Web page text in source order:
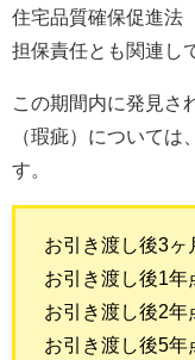
住宅品質確保促進法
担保責任とも関連し
この期間内に発見さ
（瑕疵）については
す。
お引き渡し後3ヶ
お引き渡し後1年
お引き渡し後2年
お引き渡し後5年